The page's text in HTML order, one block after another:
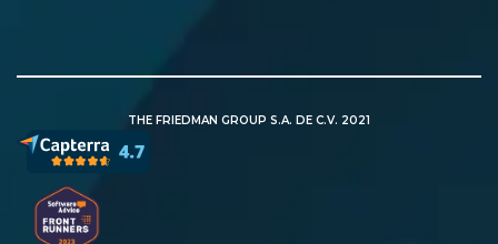
THE FRIEDMAN GROUP S.A. DE C.V. 2021